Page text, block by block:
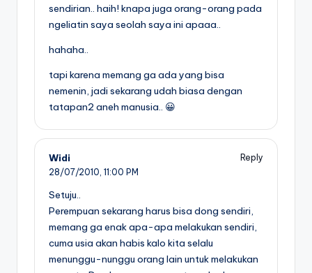
sendirian.. haih! knapa juga orang-orang pada
ngeliatin saya seolah saya ini apaaa..
hahaha..
tapi karena memang ga ada yang bisa
nemenin, jadi sekarang udah biasa dengan
tatapan2 aneh manusia.. 😀
Widi
Reply
28/07/2010, 11:00 PM
Setuju..
Perempuan sekarang harus bisa dong sendiri,
memang ga enak apa-apa melakukan sendiri,
cuma usia akan habis kalo kita selalu
menunggu-nunggu orang lain untuk melakukan